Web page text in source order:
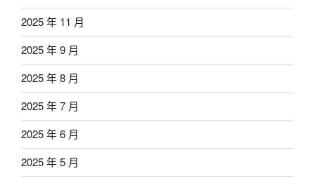
2025 年 11 月
2025 年 9 月
2025 年 8 月
2025 年 7 月
2025 年 6 月
2025 年 5 月